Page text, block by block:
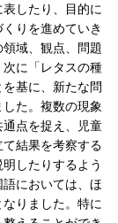
したり、目的に
りを進めていき
域、観点、問題
に「レタスの種
基に、新たな問
た。複数の現象
点を捉え、児童
結果を考察する
したりするよう
においては、ほ
りました。特に